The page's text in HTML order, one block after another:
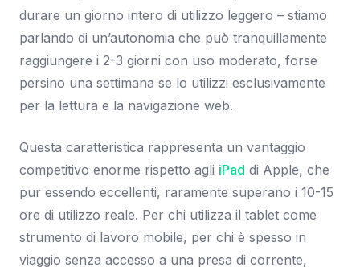
durare un giorno intero di utilizzo leggero – stiamo
parlando di un’autonomia che può tranquillamente
raggiungere i 2-3 giorni con uso moderato, forse
persino una settimana se lo utilizzi esclusivamente
per la lettura e la navigazione web.
Questa caratteristica rappresenta un vantaggio
competitivo enorme rispetto agli iPad di Apple, che
pur essendo eccellenti, raramente superano i 10-15
ore di utilizzo reale. Per chi utilizza il tablet come
strumento di lavoro mobile, per chi è spesso in
viaggio senza accesso a una presa di corrente,